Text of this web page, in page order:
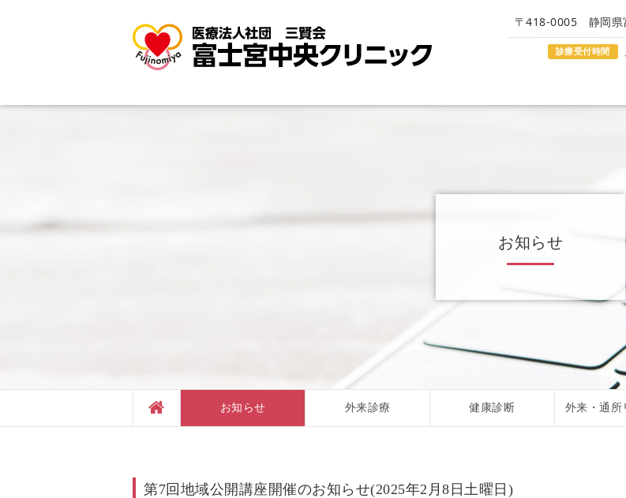
〒418-0005 静岡県
診療受付時間
お知らせ
お知らせ 外来診療 健康診断 外来・通所
第7回地域公開講座開催のお知らせ(2025年2月8日土曜日)